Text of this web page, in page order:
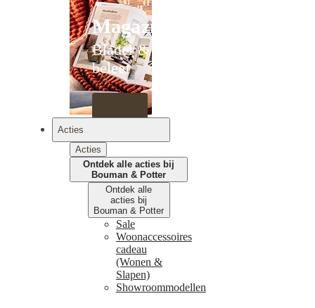
Magazines
Blader &
beleef
Acties
Acties
Ontdek alle acties bij
Bouman & Potter
Ontdek alle
acties bij
Bouman & Potter
Sale
Woonaccessoires
cadeau
(Wonen &
Slapen)
Showroommodellen